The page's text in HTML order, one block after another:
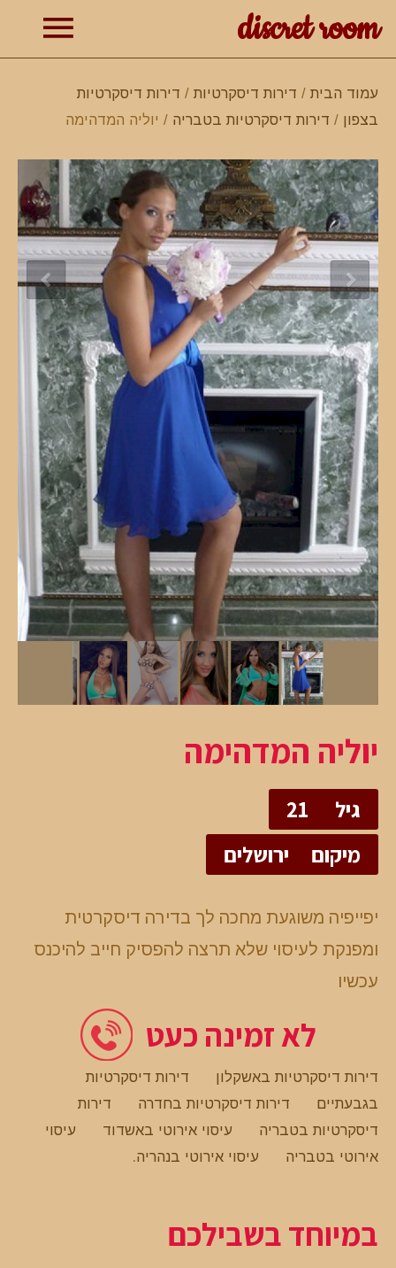
discret room
עמוד הבית / דירות דיסקרטיות / דירות דיסקרטיות
בצפון / דירות דיסקרטיות בטבריה / יוליה המדהימה
יוליה המדהימה
גיל
21
מיקום
ירושלים
יפייפיה משוגעת מחכה לך בדירה דיסקרטית
ומפנקת לעיסוי שלא תרצה להפסיק חייב להיכנס
עכשיו
לא זמינה כעט
דירות דיסקרטיות באשקלון
דירות דיסקרטיות
בגבעתיים
דירות דיסקרטיות בחדרה
דירות
דיסקרטיות בטבריה
עיסוי אירוטי באשדוד
עיסוי
אירוטי בטבריה
עיסוי אירוטי בנהריה.
במיוחד בשבילכם